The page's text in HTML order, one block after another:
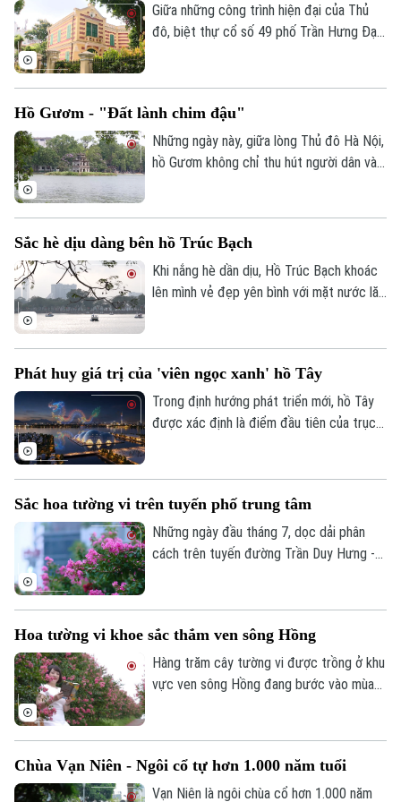
Quần vợt
Golf
Tin tức
Sao
Thời trang
Âm nhạc
Đã phát sóng
phần làm phong phú đời sống nghệ thuật
của Thủ đô Hà Nội.
Giữa những công trình hiện đại của Thủ
đô, biệt thự cổ số 49 phố Trần Hưng Đạo
mang giá trị nghệ thuật kiến trúc mà còn
góp phần lưu giữ ký ức đô thị qua nhiều
thế hệ.
Hồ Gươm - "Đất lành chim đậu"
Những ngày này, giữa lòng Thủ đô Hà Nội,
hồ Gươm không chỉ thu hút người dân và
Sắc hè dịu dàng bên hồ Trúc Bạch
Khi nắng hè dần dịu, Hồ Trúc Bạch khoác
lên mình vẻ đẹp yên bình với mặt nước lăn
Phát huy giá trị của 'viên ngọc xanh' hồ Tây
Trong định hướng phát triển mới, hồ Tây
được xác định là điểm đầu tiên của trục
gian phát triển mới.
Sắc hoa tường vi trên tuyến phố trung tâm
Những ngày đầu tháng 7, dọc dải phân
cách trên tuyến đường Trần Duy Hưng -
lòng Thủ đô.
Hoa tường vi khoe sắc thắm ven sông Hồng
Hàng trăm cây tường vi được trồng ở khu
vực ven sông Hồng đang bước vào mùa
nhìn và lưu giữ hình ảnh đẹp.
Chùa Vạn Niên - Ngôi cổ tự hơn 1.000 năm tuổi
Vạn Niên là ngôi chùa cổ hơn 1.000 năm